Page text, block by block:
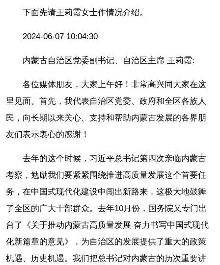
下面先请王莉霞女士作情况介绍。
2024-06-07 10:04:30
内蒙古自治区党委副书记、自治区主席 王莉霞:
各位媒体朋友，大家上午好！非常高兴同大家在这
里见面。首先，我代表自治区党委、政府和全区各族人
民，向长期以来关心、支持和帮助内蒙古发展的各界朋
友们表示衷心的感谢！
去年的这个时候，习近平总书记第四次亲临内蒙古
考察，勉励我们要紧紧围绕推进高质量发展这个首要任
务，在中国式现代化建设中闯出新路来，这极大地鼓舞
了全区的广大干部群众。去年10月份，国务院又专门出
台了《关于推动内蒙古高质量发展 奋力书写中国式现代
化新篇章的意见》，为自治区的发展提供了重大的政策
机遇、历史机遇。我们把总书记对内蒙古的历次重要讲